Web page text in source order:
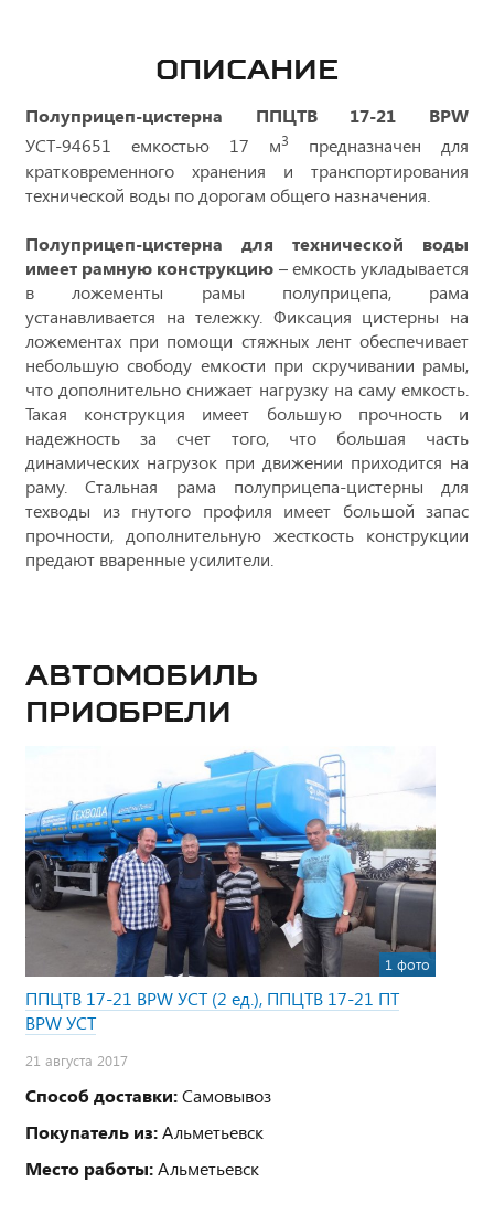
ОПИСАНИЕ
Полуприцеп-цистерна ППЦТВ 17-21 BPW
УСТ-94651 емкостью 17 м3
предназначен для
кратковременного хранения и транспортирования
технической воды по дорогам общего назначения.
Полуприцеп-цистерна для технической воды
имеет рамную конструкцию – емкость укладывается
в ложементы рамы полуприцепа, рама
устанавливается на тележку. Фиксация цистерны на
ложементах при помощи стяжных лент обеспечивает
небольшую свободу емкости при скручивании рамы,
что дополнительно снижает нагрузку на саму емкость.
Такая конструкция имеет большую прочность и
надежность за счет того, что большая часть
динамических нагрузок при движении приходится на
раму. Стальная рама полуприцепа-цистерны для
техводы из гнутого профиля имеет большой запас
прочности, дополнительную жесткость конструкции
предают вваренные усилители.
Автомобиль
приобрели
1 фото
ППЦТВ 17-21 BPW УСТ (2 ед.), ППЦТВ 17-21 ПТ
BPW УСТ
21 августа 2017
Способ доставки:Самовывоз
Покупатель из:Альметьевск
Место работы:Альметьевск